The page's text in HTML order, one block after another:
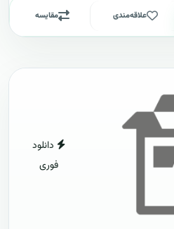
علاقه‌مندی مقایسه
دانلود
فوری